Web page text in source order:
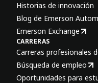
Historias de innovación
Blog de Emerson
Emerson Exchange
CARRERAS
Carreras profesionales
Búsqueda de empleo
Oportunidades para